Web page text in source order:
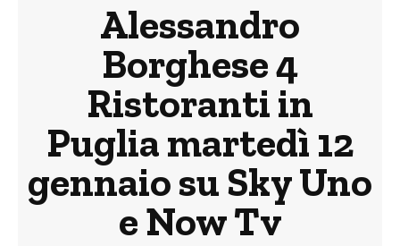
Alessandro
Borghese 4
Ristoranti in
Puglia martedì 12
gennaio su Sky Uno
e Now Tv